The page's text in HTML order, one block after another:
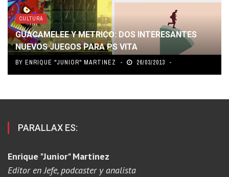
CULTURA
GUACAMELEE Y METRICO: DOS INTERESANTES
NUEVOS JUEGOS PARA PS VITA
BY ENRIQUE "JUNIOR" MARTINEZ 26/03/2013
PARALLAX ES:
Enrique "Junior" Martinez
Editor en Jefe, podcaster y analista